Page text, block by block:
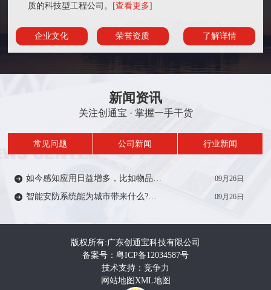
质的科技型工程公司。
[查看更多]
企业文化 荣誉资质 了解详情
新闻资讯
关注创通宝 · 掌握一手干货
常见问题 公司新闻 行业新闻
09月26日
09月26日
版权所有:广东创通宝科技有限公司
备案号：粤ICP备12034587号
技术支持：竞争力
网站地图 XML地图